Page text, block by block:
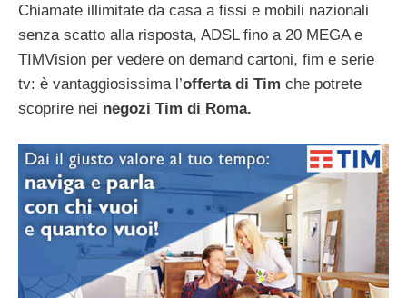
Chiamate illimitate da casa a fissi e mobili nazionali
senza scatto alla risposta, ADSL fino a 20 MEGA e
TIMVision per vedere on demand cartoni, fim e serie
tv: è vantaggiosissima l’offerta di Tim che potrete
scoprire nei negozi Tim di Roma.